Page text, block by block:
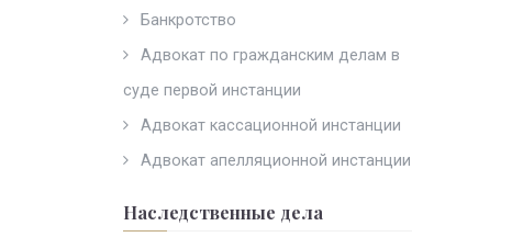
Банкротство
Адвокат по гражданским делам в
суде первой инстанции
Адвокат кассационной инстанции
Адвокат апелляционной инстанции
Наследственные дела